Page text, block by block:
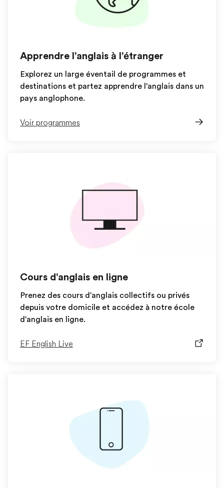
Apprendre l'anglais à l'étranger
Explorez un large éventail de programmes et
destinations et partez apprendre l'anglais dans un
pays anglophone.
Voir programmes
Cours d'anglais en ligne
Prenez des cours d'anglais collectifs ou privés
depuis votre domicile et accédez à notre école
d'anglais en ligne.
EF English Live